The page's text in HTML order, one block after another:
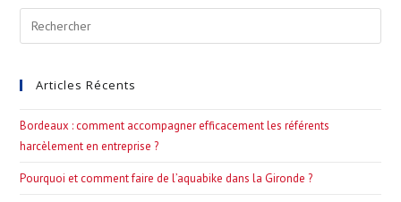
Articles Récents
Bordeaux : comment accompagner efficacement les référents
harcèlement en entreprise ?
Pourquoi et comment faire de l’aquabike dans la Gironde ?